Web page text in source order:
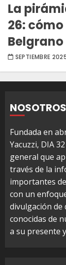
La
26:
Belgrano
SEPTIEMBRE
NOSOTROS
Fundada en
Yacuzzi, DIA
general que
través de la
importantes
con un
divulgación de
conocidas de
a su presente